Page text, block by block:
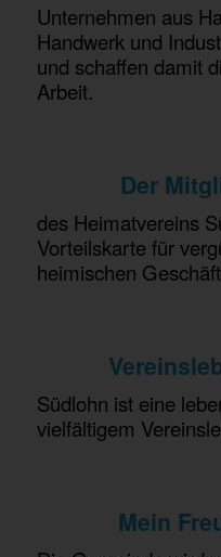
Unternehmen aus
Handwerk und
und schaffen damit
Arbeit.
Der
des Heimatvereins
Vorteilskarte für
heimischen
Südlohn ist eine
vielfältigem
Mein